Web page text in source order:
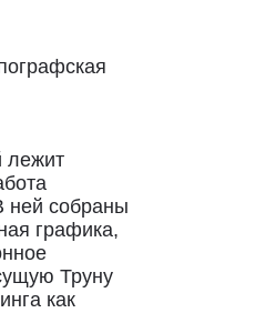
лежит
ней собраны
графика,
Труну
как